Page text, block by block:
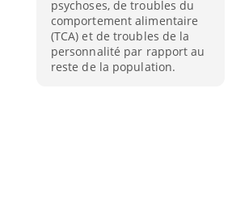
psychoses, de troubles du
comportement alimentaire
(TCA) et de troubles de la
personnalité par rapport au
reste de la population.